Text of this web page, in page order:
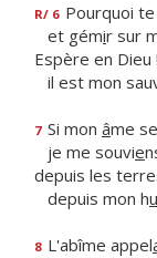
R/ 6 Pourquoi
et gémir sur
Espère en Dieu
il est mon
7 Si mon âme
je me souvie
depuis les
depuis mon hu
8 L'abîme appel